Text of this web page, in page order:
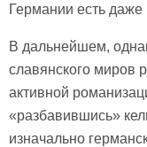
Германии есть
В дальнейшем,
славянского миров
активной
«разбавившись»
изначально